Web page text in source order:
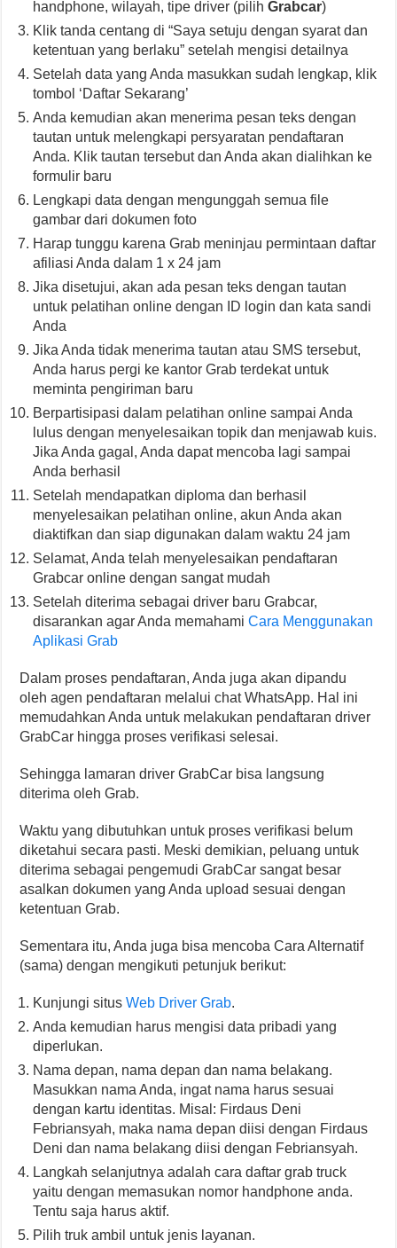
handphone, wilayah, tipe driver (pilihGrabcar)
Klik tanda centang di “Saya setuju dengan syarat dan
ketentuan yang berlaku” setelah mengisi detailnya
Setelah data yang Anda masukkan sudah lengkap, klik
tombol ‘Daftar Sekarang’
Anda kemudian akan menerima pesan teks dengan
tautan untuk melengkapi persyaratan pendaftaran
Anda. Klik tautan tersebut dan Anda akan dialihkan ke
formulir baru
Lengkapi data dengan mengunggah semua file
gambar dari dokumen foto
Harap tunggu karena Grab meninjau permintaan daftar
afiliasi Anda dalam 1 x 24 jam
Jika disetujui, akan ada pesan teks dengan tautan
untuk pelatihan online dengan ID login dan kata sandi
Anda
Jika Anda tidak menerima tautan atau SMS tersebut,
Anda harus pergi ke kantor Grab terdekat untuk
meminta pengiriman baru
Berpartisipasi dalam pelatihan online sampai Anda
lulus dengan menyelesaikan topik dan menjawab kuis.
Jika Anda gagal, Anda dapat mencoba lagi sampai
Anda berhasil
Setelah mendapatkan diploma dan berhasil
menyelesaikan pelatihan online, akun Anda akan
diaktifkan dan siap digunakan dalam waktu 24 jam
Selamat, Anda telah menyelesaikan pendaftaran
Grabcar online dengan sangat mudah
Setelah diterima sebagai driver baru Grabcar,
disarankan agar Anda memahamiCara Menggunakan
Aplikasi Grab
Dalam proses pendaftaran, Anda juga akan dipandu
oleh agen pendaftaran melalui chat WhatsApp. Hal ini
memudahkan Anda untuk melakukan pendaftaran driver
GrabCar hingga proses verifikasi selesai.
Sehingga lamaran driver GrabCar bisa langsung
diterima oleh Grab.
Waktu yang dibutuhkan untuk proses verifikasi belum
diketahui secara pasti. Meski demikian, peluang untuk
diterima sebagai pengemudi GrabCar sangat besar
asalkan dokumen yang Anda upload sesuai dengan
ketentuan Grab.
Sementara itu, Anda juga bisa mencoba Cara Alternatif
(sama) dengan mengikuti petunjuk berikut:
Kunjungi situsWeb Driver Grab.
Anda kemudian harus mengisi data pribadi yang
diperlukan.
Nama depan, nama depan dan nama belakang.
Masukkan nama Anda, ingat nama harus sesuai
dengan kartu identitas. Misal: Firdaus Deni
Febriansyah, maka nama depan diisi dengan Firdaus
Deni dan nama belakang diisi dengan Febriansyah.
Langkah selanjutnya adalah cara daftar grab truck
yaitu dengan memasukan nomor handphone anda.
Tentu saja harus aktif.
Pilih truk ambil untuk jenis layanan.